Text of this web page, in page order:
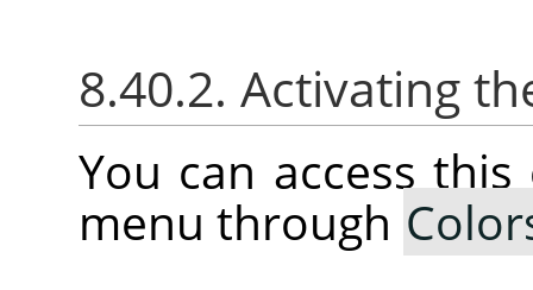
8.40.2. Activating
You can access
menu through